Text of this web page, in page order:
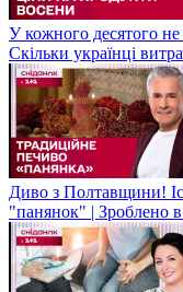
У кожного десятого
Скільки українці
Диво з Полтавщини!
"панянок" | Зроблено в